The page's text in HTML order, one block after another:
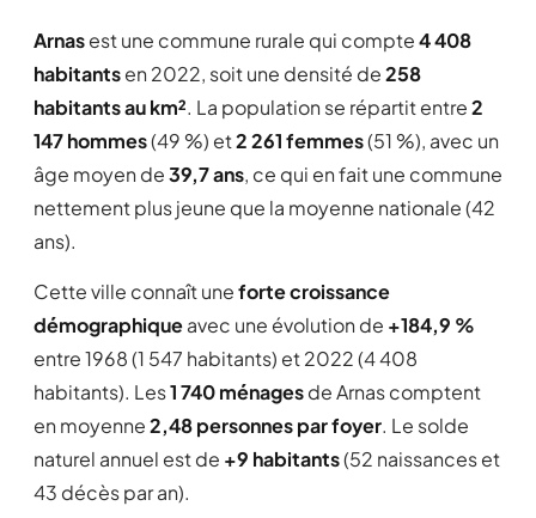
Arnasest une commune rurale qui compte4 408
habitantsen 2022, soit une densité de258
habitants au km². La population se répartit entre2
147 hommes(49 %) et2 261 femmes(51 %), avec un
âge moyen de39,7 ans, ce qui en fait une commune
nettement plus jeune que la moyenne nationale (42
ans).
Cette ville connaît uneforte croissance
démographiqueavec une évolution de +184,9 %
entre 1968 (1 547 habitants) et 2022 (4 408
habitants). Les1 740 ménagesde Arnas comptent
en moyenne2,48 personnes par foyer. Le solde
naturel annuel est de +9 habitants(52 naissances et
43 décès par an).